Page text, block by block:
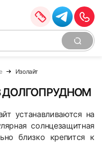
Изолайт
устанавливаются на
солнцезащитная
близко крепится к